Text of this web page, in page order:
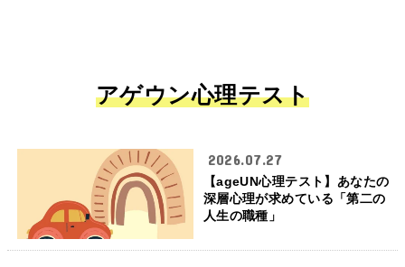
アゲウン心理テスト
2026.07.27
【ageUN心理テスト】あなたの
深層心理が求めている「第二の
人生の職種」